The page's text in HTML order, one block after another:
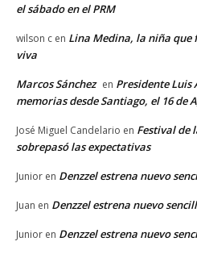
el sábado en el PRM
wilson c en Lina Medina, la niña que
viva
Marcos Sánchez en Presidente
memorias desde Santiago, el 16 de
José Miguel Candelario en Festival de
sobrepasó las expectativas
Junior en Denzzel estrena nuevo
Juan en Denzzel estrena nuevo
Junior en Denzzel estrena nuevo